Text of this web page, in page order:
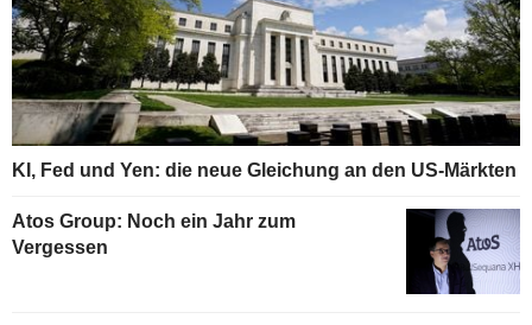
KI, Fed und Yen: die neue Gleichung an den US-Märkten
Atos Group: Noch ein Jahr zum
Vergessen